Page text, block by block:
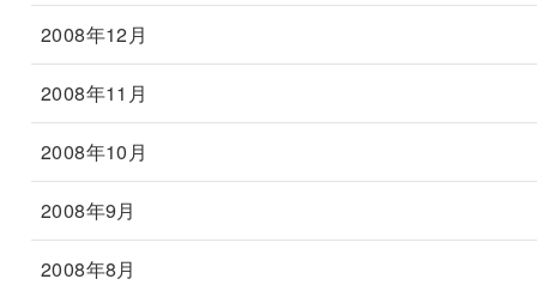
2008年12月
2008年11月
2008年10月
2008年9月
2008年8月